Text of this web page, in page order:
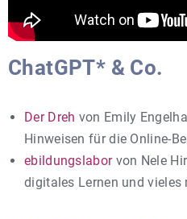
ChatGPT* & Co.
Der Dreh von Emily
Hinweisen für die Online-
ebildungslaborvon Nele
digitales Lernen und vieles